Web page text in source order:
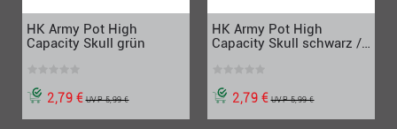
HK Army Pot High
Capacity Skull grün
2,79 €UVP 5,99 €
HK Army Pot High
Capacity Skull schwarz /
2,79 €UVP 5,99 €